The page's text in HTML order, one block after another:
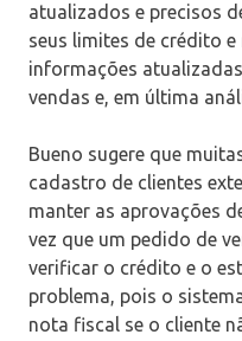
atualizados e precisos
seus limites de crédito e
informações
vendas e, em última
Bueno sugere que
cadastro de clientes
manter as aprovações
vez que um pedido de
verificar o crédito e o
problema, pois o
nota fiscal se o cliente